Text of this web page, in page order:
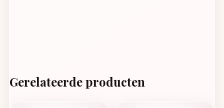
Gerelateerde producten